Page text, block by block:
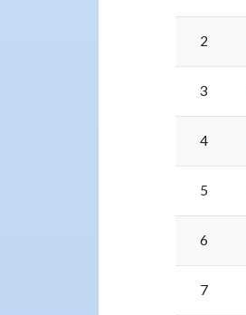
2
3
4
5
6
7